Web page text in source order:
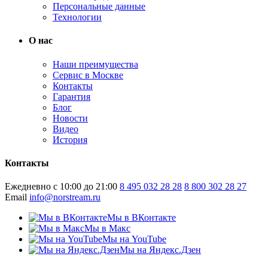
Персональные данные
Технологии
О нас
Наши преимущества
Сервис в Москве
Контакты
Гарантия
Блог
Новости
Видео
История
Контакты
Ежедневно с 10:00 до 21:00 8 495 032 28 28 8 800 302 28 27
Email info@norstream.ru
Мы в ВКонтакте
Мы в Макс
Мы на YouTube
Мы на Яндекс.Дзен